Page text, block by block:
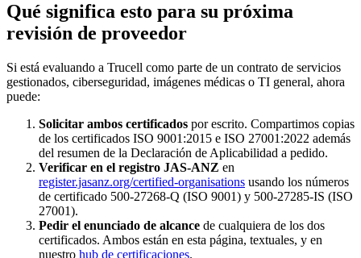
Qué significa esto para su próxima
revisión de proveedor
Si está evaluando a Trucell como parte de un contrato de servicios
gestionados, ciberseguridad, imágenes médicas o TI general, ahora
puede:
Solicitar ambos certificados por escrito. Compartimos copias
de los certificados ISO 9001:2015 e ISO 27001:2022 además
del resumen de la Declaración de Aplicabilidad a pedido.
Verificar en el registro JAS-ANZ en
register.jasanz.org/certified-organisations usando los números
de certificado 500-27268-Q (ISO 9001) y 500-27285-IS (ISO
27001).
Pedir el enunciado de alcance de cualquiera de los dos
certificados. Ambos están en esta página, textuales, y en
nuestro hub de certificaciones.